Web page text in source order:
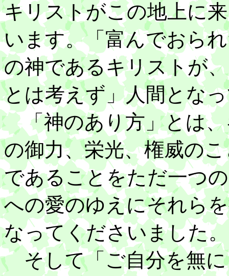
キリストがこの地上に
います。「富んでおら
の神であるキリストが
とは考えず」人間とな
「神のあり方」とは、
の御力、栄光、権威の
であることをただ一つ
への愛のゆえにそれら
なってくださいました。
そして「ご自分を無に